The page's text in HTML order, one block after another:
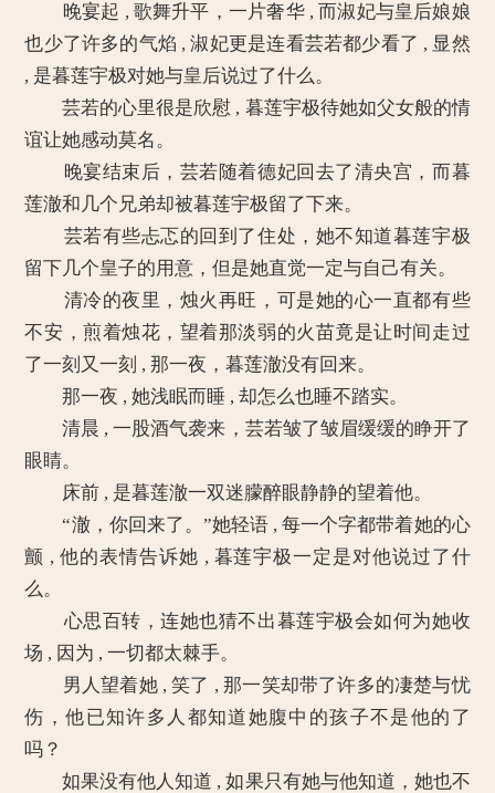
晚宴起 , 歌舞升平，一片奢华 , 而淑妃与皇后娘娘
也少了许多的气焰 , 淑妃更是连看芸若都少看了 , 显然
, 是暮莲宇极对她与皇后说过了什么。
芸若的心里很是欣慰 , 暮莲宇极待她如父女般的情
谊让她感动莫名。
晚宴结束后，芸若随着德妃回去了清央宫，而暮
莲澈和几个兄弟却被暮莲宇极留了下来。
芸若有些忐忑的回到了住处，她不知道暮莲宇极
留下几个皇子的用意，但是她直觉一定与自己有关。
清冷的夜里，烛火再旺，可是她的心一直都有些
不安，煎着烛花，望着那淡弱的火苗竟是让时间走过
了一刻又一刻 , 那一夜，暮莲澈没有回来。
那一夜 , 她浅眠而睡 , 却怎么也睡不踏实。
清晨 , 一股酒气袭来，芸若皱了皱眉缓缓的睁开了
眼睛。
床前 , 是暮莲澈一双迷朦醉眼静静的望着他。
“澈，你回来了。”她轻语 , 每一个字都带着她的心
颤 , 他的表情告诉她 , 暮莲宇极一定是对他说过了什
么。
心思百转，连她也猜不出暮莲宇极会如何为她收
场 , 因为 , 一切都太棘手。
男人望着她 , 笑了 , 那一笑却带了许多的凄楚与忧
伤，他已知许多人都知道她腹中的孩子不是他的了
吗？
如果没有他人知道 , 如果只有她与他知道，她也不